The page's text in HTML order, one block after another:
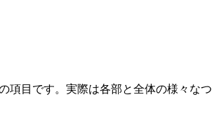
項目です。実際は各部と全体の様々なつ